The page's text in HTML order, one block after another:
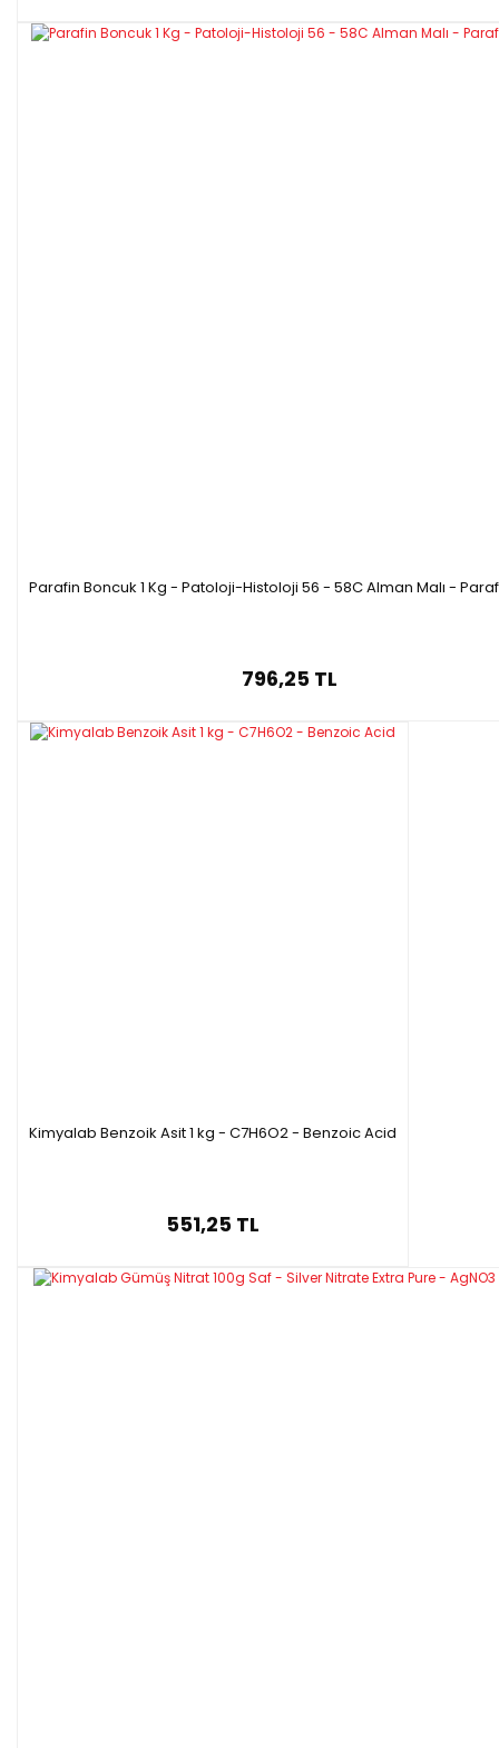
Parafin Boncuk 1 Kg - Patoloji-Histoloji 56 - 58C Alman Malı -
796,25 TL
Kimyalab Benzoik Asit 1 kg - C7H6O2 - Benzoic Acid
551,25 TL